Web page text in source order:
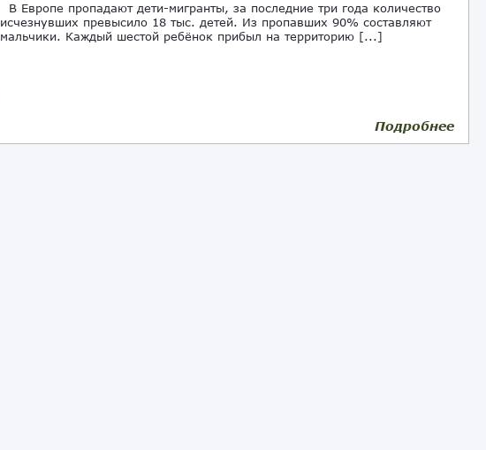
В Европе пропадают дети-мигранты, за последние три года количество
исчезнувших превысило 18 тыс. детей. Из пропавших 90% составляют
мальчики. Каждый шестой ребёнок прибыл на территорию [...]
Подробнее